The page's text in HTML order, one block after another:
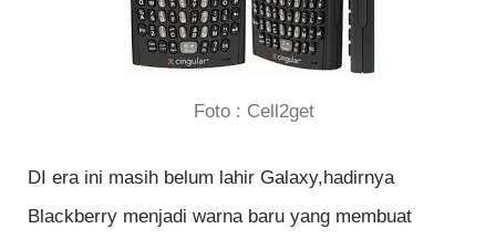
Foto : Cell2get
DI era ini masih belum lahir Galaxy,hadirnya
Blackberry menjadi warna baru yang membuat